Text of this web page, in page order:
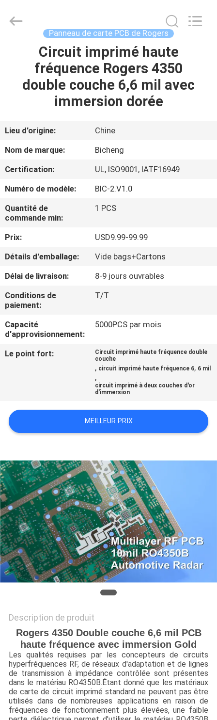
MAISON
VIDÉOS
À
PROPOS
DE
VISITE
DE
L'USINE
CONTRÔLE
DE
LA
CONTACTER
CAS
PLAN
DU
SITE
POLITIQUE
Electronics
Technology
Panneau de carte PCB de Rogers
Circuit imprimé haute
fréquence Rogers 4350
double couche 6,6 mil avec
immersion dorée
Lieu d'origine:
Chine
Nom de marque:
Bicheng
Certification:
UL, ISO9001, IATF16949
Numéro de modèle:
BIC-2.V1.0
Quantité de
commande min:
1 PCS
Prix:
USD9.99-99.99
Détails d'emballage:
Vide bags+Cartons
Délai de livraison:
8-9 jours ouvrables
Conditions de
paiement:
T/T
Capacité
d'approvisionnement:
5000PCS par mois
Le point fort:
Circuit imprimé haute fréquence double
couche
, circuit imprimé haute fréquence 6, 6 mil
,
circuit imprimé à deux couches d'or
d'immersion
MEILLEUR PRIX
Description de produit
Rogers 4350 Double couche 6,6 mil PCB
haute fréquence avec immersion Gold
Les qualités requises par les concepteurs de circuits
hyperfréquences RF, de réseaux d'adaptation et de lignes
de transmission à impédance contrôlée sont présentes
dans le matériau RO4350B.Étant donné que les matériaux
de carte de circuit imprimé standard ne peuvent pas être
utilisés dans de nombreuses applications en raison de
fréquences de fonctionnement plus élevées, une faible